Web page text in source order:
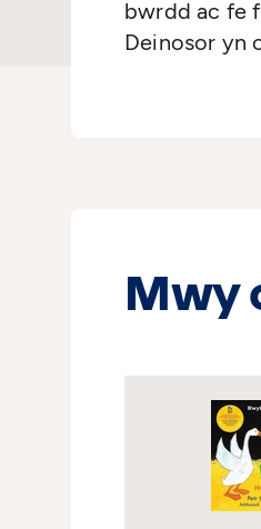
bwrdd ac fe
Deinosor yn
Mwy